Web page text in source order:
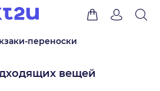
переноски
вещей